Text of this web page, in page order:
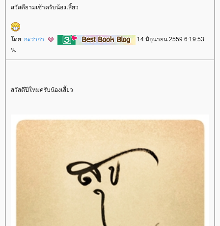
สวัสดียามเช้าครับน้องเสี้ยว
ดย: กะว่าก๋า
14 มิถุนายน 2559 6:19:53
น.
สวัสดีปีใหม่ครับน้องเสี้ยว